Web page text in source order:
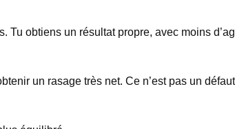
obtiens un résultat propre, avec moins
un rasage très net. Ce n’est pas un